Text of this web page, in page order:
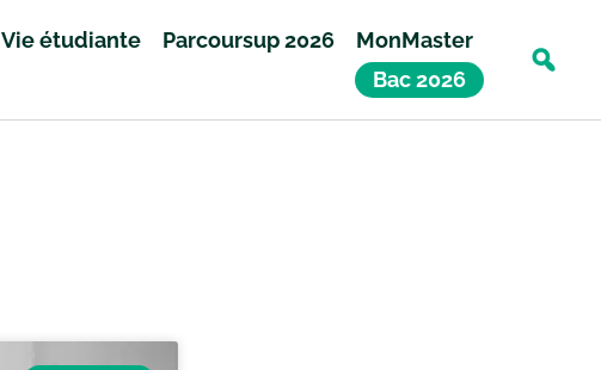
Vie étudiante Parcoursup 2026
MonMaster
Bac 2026